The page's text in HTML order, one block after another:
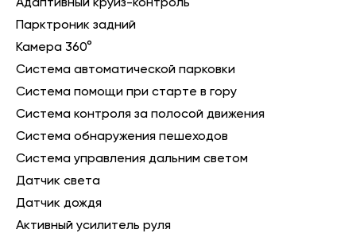
Парктроник задний
Камера 360°
Система автоматической парковки
Система помощи при старте в гору
Система контроля за полосой движения
Система обнаружения пешеходов
Система управления дальним светом
Датчик света
Датчик дождя
Активный усилитель руля